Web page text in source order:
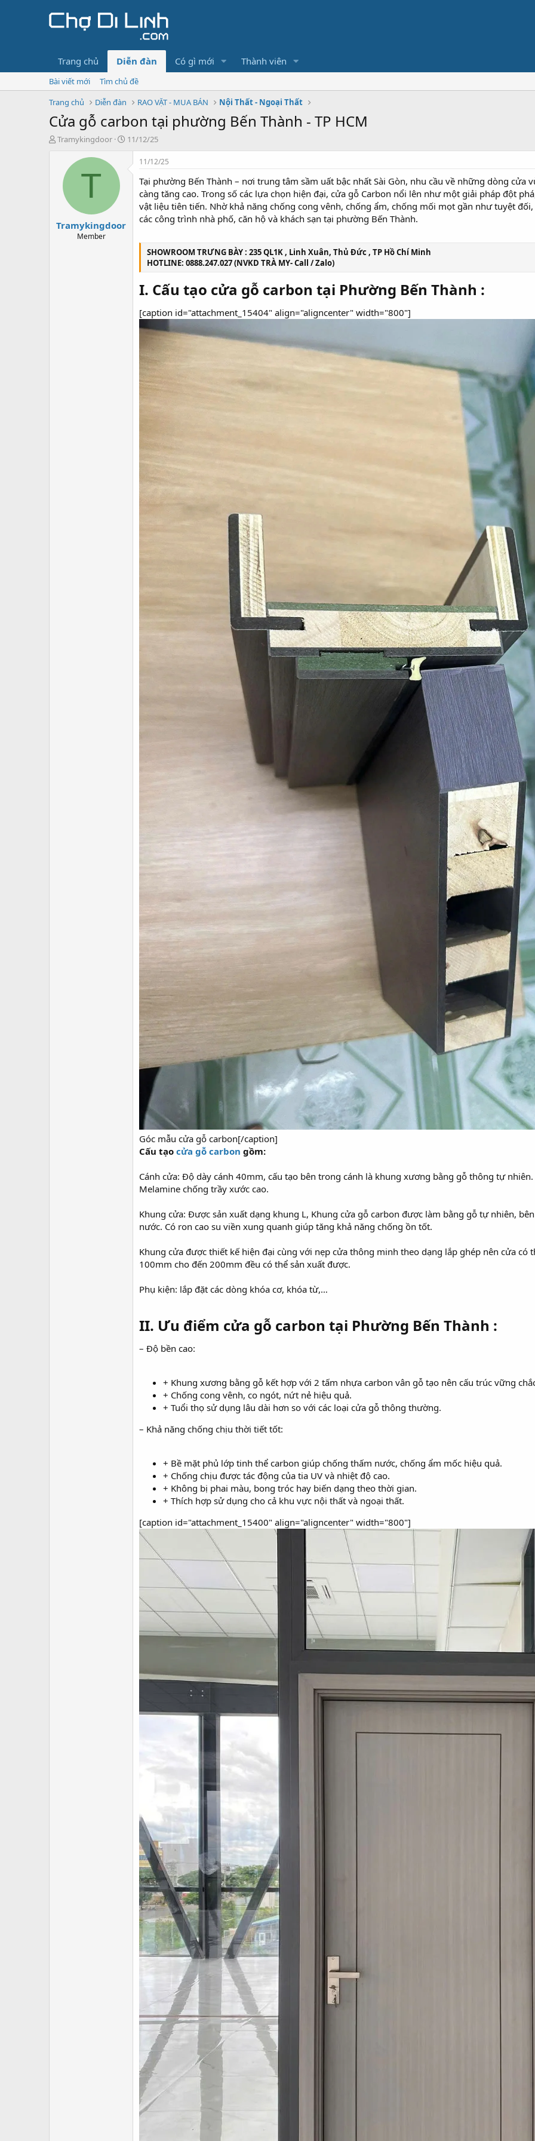
Trang chủ Diễn đàn Có gì mới Thành viên
Bài viết mới
Tìm chủ đề
Trang chủ
Diễn đàn RAO VẶT - MUA BÁN Nội Thất - Ngoại Thất
Cửa gỗ carbon tại phường Bến Thành - TP HCM
T
a
Tramykingdoor
N
11/12/25
T
Tramykingdoor
Member
11/12/25
Tại phường Bến Thành – nơi trung tâm sầm uất bậc nhất Sài Gòn, nhu cầu về những dòng cửa
càng tăng cao. Trong số các lựa chọn hiện đại, cửa gỗ Carbon nổi lên như một giải pháp đột
vật liệu tiên tiến. Nhờ khả năng chống cong vênh, chống ẩm, chống mối mọt gần như tuyệt
các công trình nhà phố, căn hộ và khách sạn tại phường Bến Thành.
SHOWROOM TRƯNG BÀY : 235 QL1K , Linh Xuân, Thủ Đức , TP Hồ Chí Minh
HOTLINE: 0888.247.027 (NVKD TRÀ MY- Call / Zalo)
I. Cấu tạo cửa gỗ carbon tại Phường Bến Thành :​
[caption id="attachment_15404" align="aligncenter" width="800"]
Góc mẫu cửa gỗ carbon[/caption]
Cấu tạo cửa gỗ carbon gồm:
Cánh cửa: Độ dày cánh 40mm, cấu tạo bên trong cánh là khung xương bằng gỗ thông tự
Melamine chống trầy xước cao.
Khung cửa: Được sản xuất dạng khung L, Khung cửa gỗ carbon được làm bằng gỗ tự nhiên,
nước. Có ron cao su viền xung quanh giúp tăng khả năng chống ồn tốt.
Khung cửa được thiết kế hiện đại cùng với nẹp cửa thông minh theo dạng lắp ghép nên cửa có
100mm cho đến 200mm đều có thể sản xuất được.
Phụ kiện: lắp đặt các dòng khóa cơ, khóa từ,…
II. Ưu điểm cửa gỗ carbon tại Phường Bến Thành :​
– Độ bền cao:
+ Khung xương bằng gỗ kết hợp với 2 tấm nhựa carbon vân gỗ tạo nên cấu trúc vững
+ Chống cong vênh, co ngót, nứt nẻ hiệu quả.
+ Tuổi thọ sử dụng lâu dài hơn so với các loại cửa gỗ thông thường.
– Khả năng chống chịu thời tiết tốt:
+ Bề mặt phủ lớp tinh thể carbon giúp chống thấm nước, chống ẩm mốc hiệu quả.
+ Chống chịu được tác động của tia UV và nhiệt độ cao.
+ Không bị phai màu, bong tróc hay biến dạng theo thời gian.
+ Thích hợp sử dụng cho cả khu vực nội thất và ngoại thất.
[caption id="attachment_15400" align="aligncenter" width="800"]